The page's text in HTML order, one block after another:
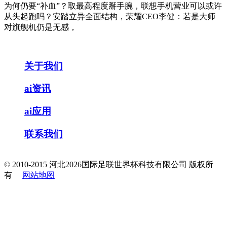
为何仍要“补血”？取最高程度掰手腕，联想手机营业可以或许
从头起跑吗？安踏立异全面结构，荣耀CEO李健：若是大师
对旗舰机仍是无感，
关于我们
ai资讯
ai应用
联系我们
© 2010-2015 河北2026国际足联世界杯科技有限公司 版权所
有
网站地图